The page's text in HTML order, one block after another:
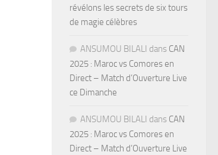
révélons les secrets de six tours
de magie célèbres
ANSUMOU BILALI dans CAN
2025 : Maroc vs Comores en
Direct – Match d’Ouverture Live
ce Dimanche
ANSUMOU BILALI dans CAN
2025 : Maroc vs Comores en
Direct – Match d’Ouverture Live